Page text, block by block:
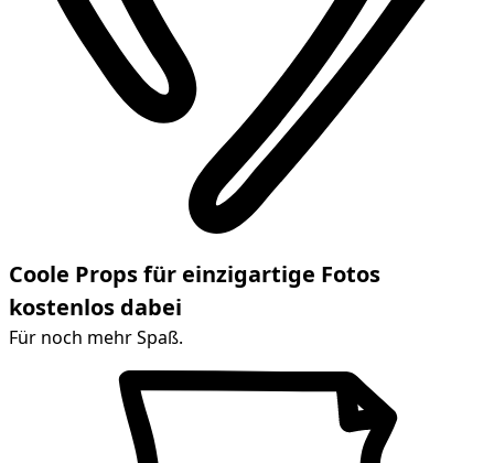
Coole Props für einzigartige Fotos
kostenlos dabei
Für noch mehr Spaß.